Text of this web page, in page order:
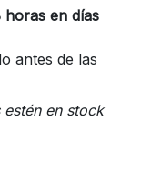
en días
antes de las
en stock